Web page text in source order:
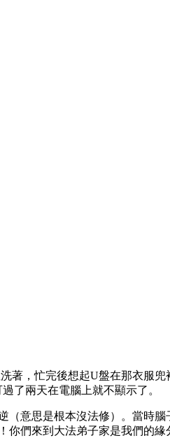
，忙完後想起U盤在那衣服
了兩天在電腦上就不顯示了。
意思是根本沒法修）。當時
們來到大法弟子家是我們的